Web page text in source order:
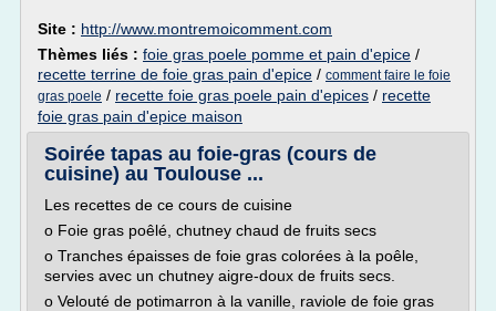
Site : http://www.montremoicomment.com
Thèmes liés : foie gras poele pomme et pain d'epice /
recette terrine de foie gras pain d'epice / comment faire le foie
gras poele / recette foie gras poele pain d'epices / recette
foie gras pain d'epice maison
Soirée tapas au foie-gras (cours de
cuisine) au Toulouse ...
Les recettes de ce cours de cuisine
o Foie gras poêlé, chutney chaud de fruits secs
o Tranches épaisses de foie gras colorées à la poêle,
servies avec un chutney aigre-doux de fruits secs.
o Velouté de potimarron à la vanille, raviole de foie gras